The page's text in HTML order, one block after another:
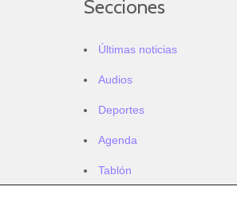
Secciones
Últimas noticias
Audios
Deportes
Agenda
Tablón